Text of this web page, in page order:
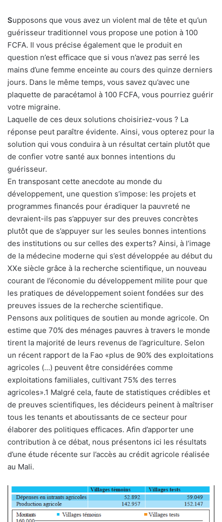
Supposons que vous avez un violent mal de tête et qu’un
guérisseur traditionnel vous propose une potion à 100
FCFA. Il vous précise également que le produit en
question n’est efficace que si vous n’avez pas serré les
mains d’une femme enceinte au cours des quinze derniers
jours. Dans le même temps, vous savez qu’avec une
plaquette de paracétamol à 100 FCFA, vous pourriez guérir
votre migraine.
Laquelle de ces deux solutions choisiriez-vous ? La
réponse peut paraître évidente. Ainsi, vous opterez pour la
solution qui vous conduira à un résultat certain plutôt que
de confier votre santé aux bonnes intentions du
guérisseur.
En transposant cette anecdote au monde du
développement, une question s’impose: les projets et
programmes financés pour éradiquer la pauvreté ne
devraient-ils pas s’appuyer sur des preuves concrètes
plutôt que de s’appuyer sur les seules bonnes intentions
des institutions ou sur celles des experts? Ainsi, à l’image
de la médecine moderne qui s’est développée au début du
XXe siècle grâce à la recherche scientifique, un nouveau
courant de l’économie du développement milite pour que
les pratiques de développement soient fondées sur des
preuves issues de la recherche scientifique.
Pensons aux politiques de soutien au monde agricole. On
estime que 70% des ménages pauvres à travers le monde
tirent la majorité de leurs revenus de l’agriculture. Selon
un récent rapport de la Fao «plus de 90% des exploitations
agricoles (…) peuvent être considérées comme
exploitations familiales, cultivant 75% des terres
agricoles».1 Malgré cela, faute de statistiques crédibles et
de preuves scientifiques, les décideurs peinent à maîtriser
tous les tenants et aboutissants de ce secteur pour
élaborer des politiques efficaces. Afin d’apporter une
contribution à ce débat, nous présentons ici les résultats
d’une étude récente sur l’accès au crédit agricole réalisée
au Mali.